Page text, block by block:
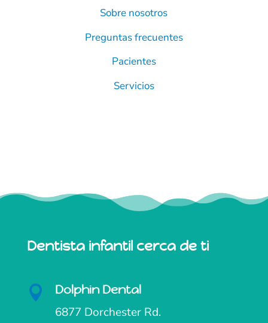
Sobre nosotros
Preguntas frecuentes
Pacientes
Servicios
Dentista infantil cerca de ti
 Dolphin Dental
6877 Dorchester Rd.